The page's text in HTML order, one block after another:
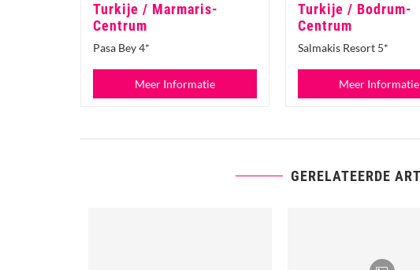
Turkije / Marmaris-
Centrum
Pasa Bey 4*
Meer Informatie
Turkije / Bodrum-
Centrum
Salmakis Resort 5*
Meer Informatie
GERELATEERDE